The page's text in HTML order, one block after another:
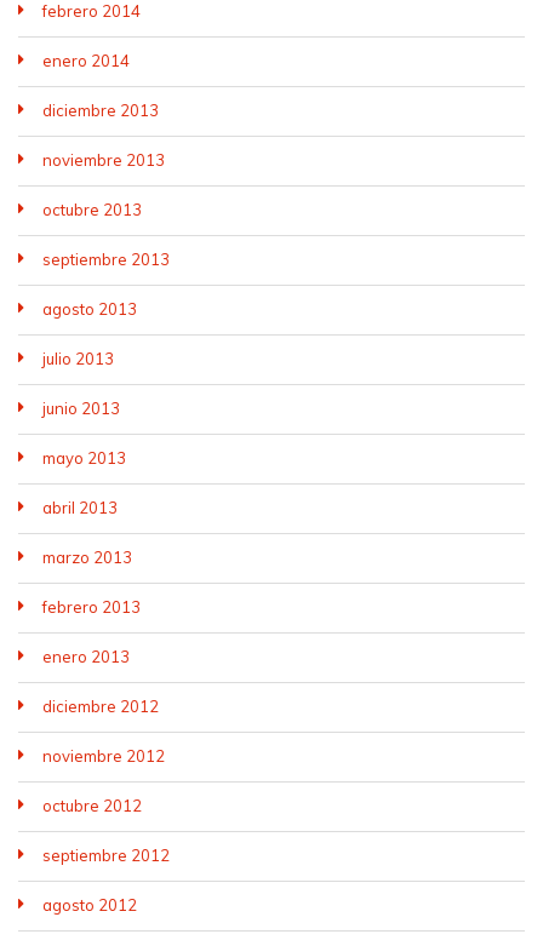
febrero 2014
enero 2014
diciembre 2013
noviembre 2013
octubre 2013
septiembre 2013
agosto 2013
julio 2013
junio 2013
mayo 2013
abril 2013
marzo 2013
febrero 2013
enero 2013
diciembre 2012
noviembre 2012
octubre 2012
septiembre 2012
agosto 2012